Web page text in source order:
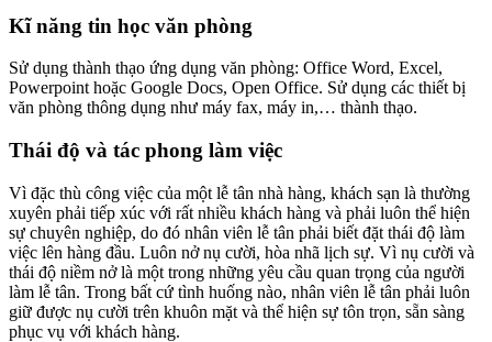
Kĩ năng tin học văn phòng
Sử dụng thành thạo ứng dụng văn phòng: Office Word, Excel,
Powerpoint hoặc Google Docs, Open Office. Sử dụng các thiết bị
văn phòng thông dụng như máy fax, máy in,… thành thạo.
Thái độ và tác phong làm việc
Vì đặc thù công việc của một lễ tân nhà hàng, khách sạn là thường
xuyên phải tiếp xúc với rất nhiều khách hàng và phải luôn thể hiện
sự chuyên nghiệp, do đó nhân viên lễ tân phải biết đặt thái độ làm
việc lên hàng đầu. Luôn nở nụ cười, hòa nhã lịch sự. Vì nụ cười và
thái độ niềm nở là một trong những yêu cầu quan trọng của người
làm lễ tân. Trong bất cứ tình huống nào, nhân viên lễ tân phải luôn
giữ được nụ cười trên khuôn mặt và thể hiện sự tôn trọn, sẵn sàng
phục vụ với khách hàng.